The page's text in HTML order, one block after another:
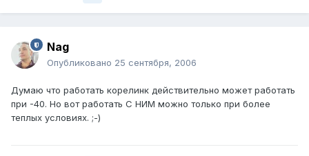
Nag
Опубликовано 25 сентября, 2006
Думаю что работать корелинк действительно может работать
при -40. Но вот работать С НИМ можно только при более
теплых условиях. ;-)